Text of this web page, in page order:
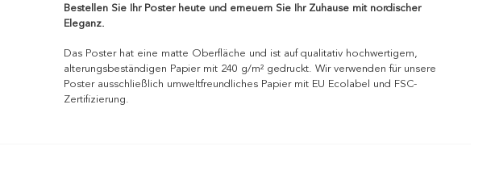
Bestellen Sie Ihr Poster heute und erneuern Sie Ihr Zuhause mit nordischer
Eleganz.
Das Poster hat eine matte Oberfläche und ist auf qualitativ hochwertigem,
alterungsbeständigen Papier mit 240 g/m² gedruckt. Wir verwenden für unsere
Poster ausschließlich umweltfreundliches Papier mit EU Ecolabel und FSC-
Zertifizierung.